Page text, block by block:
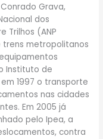
Grava,
dos
Trilhos (ANP
trens metropolitanos
Instituto de
1997 o transporte
nas cidades
Em 2005 já
pelo Ipea, a
contra